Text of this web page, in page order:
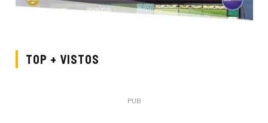
TOP + VISTOS
PUB